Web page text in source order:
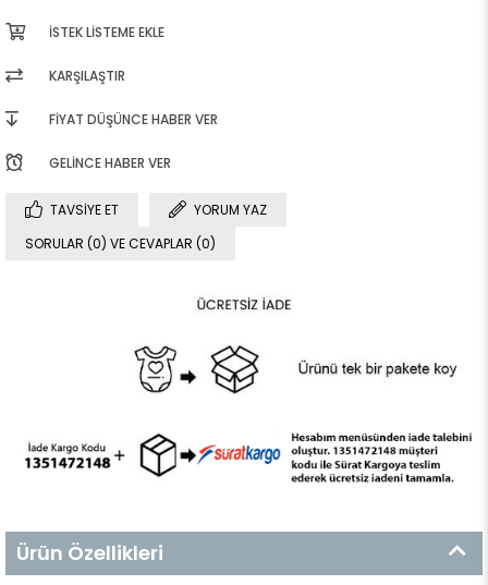
İSTEK LISTEME EKLE
KARŞILAŞTIR
FIYAT DÜŞÜNCE HABER VER
GELINCE HABER VER
TAVSIYE ET
YORUM YAZ
SORULAR (0) VE CEVAPLAR (0)
Ürün Özellikleri